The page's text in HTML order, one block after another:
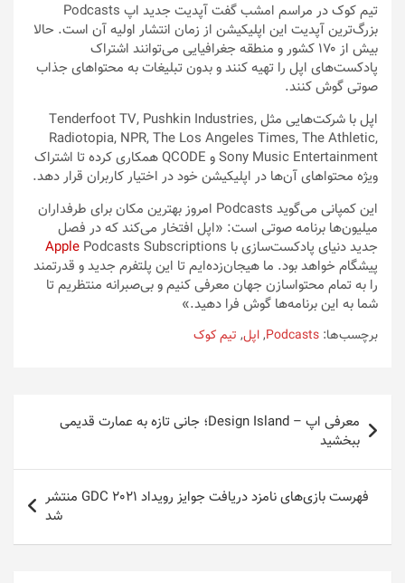
تیم کوک در مراسم امشب گفت آپدیت جدید اپ Podcasts
بزرگ‌ترین آپدیت این اپلیکیشن از زمان انتشار اولیه آن است. حالا
بیش از ۱۷۰ کشور و منطقه جغرافیایی می‌توانند اشتراک
پادکست‌های اپل را تهیه کنند و بدون تبلیغات به محتواهای جذاب
صوتی گوش کنند.
اپل با شرکت‌هایی مثل Tenderfoot TV, Pushkin Industries,
Radiotopia, NPR, The Los Angeles Times, The Athletic,
Sony Music Entertainment و QCODE همکاری کرده تا اشتراک
ویژه محتواهای آن‌ها در اپلیکیشن خود در اختیار کاربران قرار دهد.
این کمپانی می‌گوید Podcasts امروز بهترین مکان برای طرفداران
میلیون‌ها برنامه صوتی است: «اپل افتخار می‌کند که در فصل
جدید دنیای پادکست‌سازی با
Apple Podcasts Subscriptions
پیشگام خواهد بود. ما هیجان‌زده‌ایم تا این پلتفرم جدید و قدرتمند
را به تمام محتواسازن جهان معرفی کنیم و بی‌صبرانه منتظریم تا
شما به این برنامه‌ها گوش فرا دهید.»
برچسب‌ها: Podcasts
,اپل, تیم کوک
راهبری
نوشته
معرفی اپ – Design Island؛ جانی تازه به عمارت قدیمی
ببخشید
فهرست بازی‌های نامزد دریافت جوایز رویداد GDC 2021 منتشر
شد